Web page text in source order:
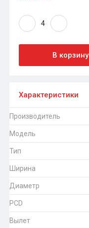
В корзину
Характеристики
Производитель
Модель
Тип
Ширина
Диаметр
PCD
Вылет